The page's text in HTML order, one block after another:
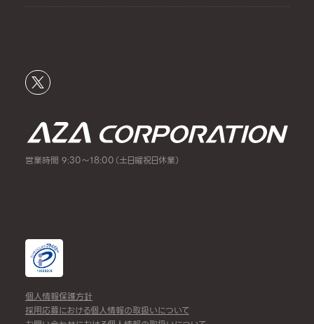
営業時間 9:30～18:00（土日曜祝日休業）
個人情報保護方針
採用応募における個人情報の取扱いについて